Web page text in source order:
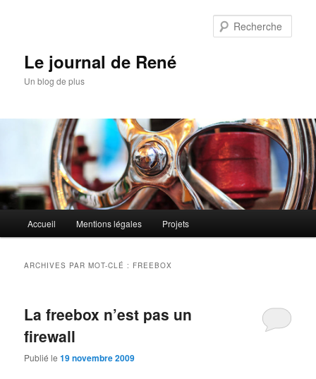
Le journal de René
Un blog de plus
principal
Accueil Mentions légales Projets
ARCHIVES PAR MOT-CLÉ : FREEBOX
La freebox n’est pas un
firewall
Publié le19 novembre 2009